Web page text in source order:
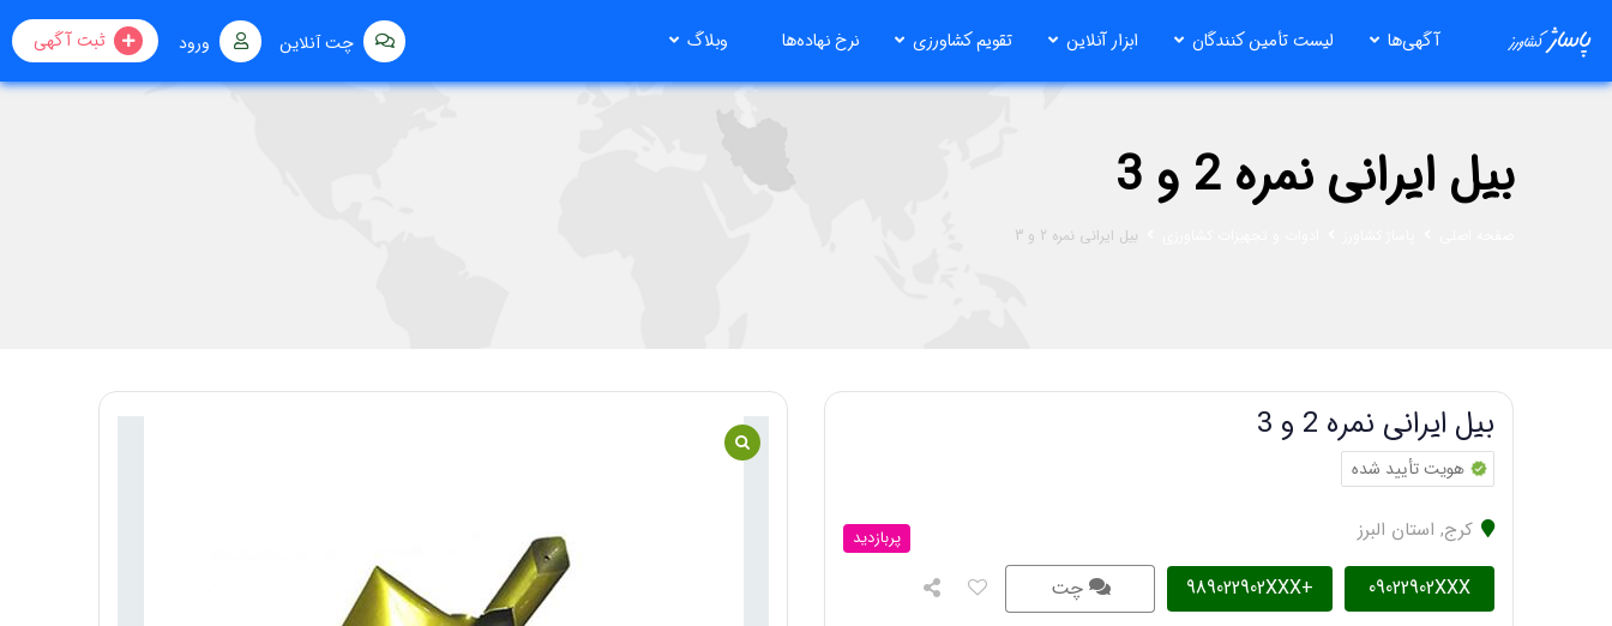
محتوا
ثبت آگهی ورود چت آنلاین آگهی‌ها لیست تأمین کنندگان ابزار آنلاین تقویم کشاورزی نرخ نهاده‌ها وبلاگ
بیل ایرانی نمره 2 و 3
بیل ایرانی نمره 2 و 3
بیل ایرانی نمره 2 و 3
هویت تأیید شده
کرج, استان البرز پربازدید
09022902XXX
+989022902XXX چت